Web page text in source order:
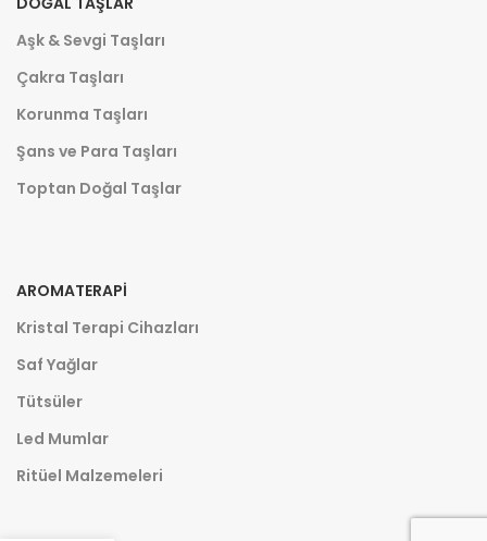
Aşk & Sevgi Taşları
Çakra Taşları
Korunma Taşları
Şans ve Para Taşları
Toptan Doğal Taşlar
AROMATERAPI
Kristal Terapi Cihazları
Saf Yağlar
Tütsüler
Led Mumlar
Ritüel Malzemeleri